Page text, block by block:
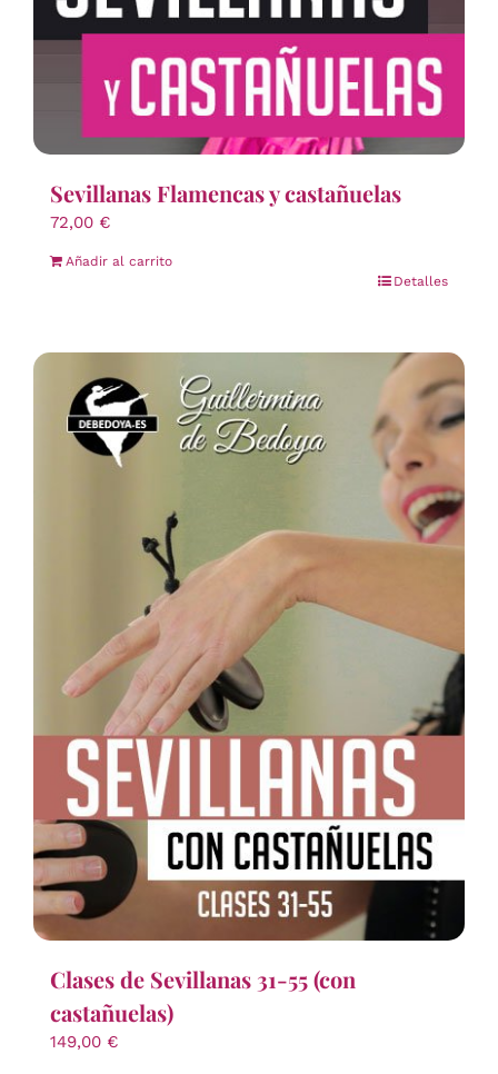
Sevillanas Flamencas y castañuelas
72,00 €
Añadir al carrito
Detalles
Clases de Sevillanas 31-55 (con
castañuelas)
149,00 €